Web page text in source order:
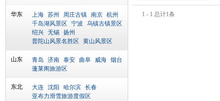
华东 上海 苏州 周庄古镇 南京 杭州
千岛湖风景区
宁波
乌镇古镇景区
绍兴 无锡 扬州
普陀山风景名胜区
黄山风景区
山东 青岛 济南 泰安 曲阜 威海 烟台
蓬莱阁旅游区
东北 大连 沈阳 哈尔滨 长春
亚布力滑雪旅游度假区
1 - 1 总计1条